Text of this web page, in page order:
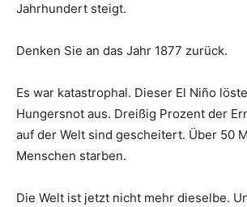
Jahrhundert steigt.
Denken Sie an das Jahr 1877 zurück.
Es war katastrophal. Dieser El Niño
Hungersnot aus. Dreißig Prozent der
auf der Welt sind gescheitert. Über 50
Menschen starben.
Die Welt ist jetzt nicht mehr dieselbe.